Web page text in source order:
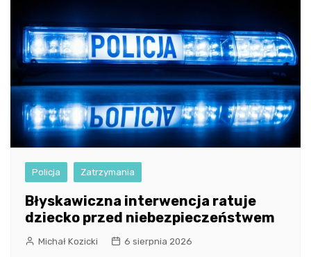
Policja Zatrzymania
Błyskawiczna interwencja ratuje
dziecko przed niebezpieczeństwem
Michał Kozicki 6 sierpnia 2026